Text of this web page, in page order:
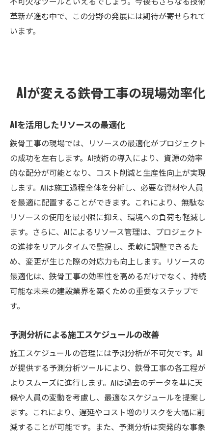
革新が進む中で、この分野の発展には期待が寄せられて
います。
AIが変える鉄骨工事の現場効率化
AIを活用したリソースの最適化
鉄骨工事の現場では、リソースの最適化がプロジェクト
の成功を左右します。AI技術の導入により、資源の効率
的な配分が可能となり、コスト削減と生産性向上が実現
します。AIは施工過程全体を分析し、必要な資材や人員
を最適に配置することができます。これにより、無駄な
リソースの使用を最小限に抑え、環境への負荷も軽減し
ます。さらに、AIによるリソース管理は、プロジェクト
の進捗をリアルタイムで監視し、柔軟に調整できるた
め、変更が生じた際の対応力も向上します。リソースの
最適化は、鉄骨工事の効率性を高めるだけでなく、持続
可能な未来の建設業界を築くための重要なステップで
す。
予測分析による施工スケジュールの改善
施工スケジュールの管理には予測分析が不可欠です。AI
が提供する予測分析ツールにより、鉄骨工事の各工程が
よりスムーズに進行します。AIは過去のデータを基に天
候や人員の変動を考慮し、最適なスケジュールを提案し
ます。これにより、遅延やコスト増のリスクを大幅に削
減することが可能です。また、予測分析は突発的な事象